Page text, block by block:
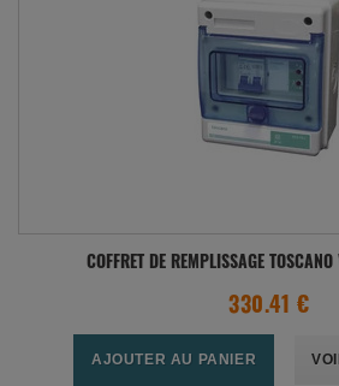
COFFRET DE REMPLISSAGE
330.41 €
AJOUTER AU PANIER